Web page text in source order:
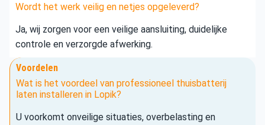
Wordt het werk veilig en netjes opgeleverd?
Ja, wij zorgen voor een veilige aansluiting, duidelijke
controle en verzorgde afwerking.
Voordelen
Wat is het voordeel van professioneel thuisbatterij
laten installeren in Lopik?
U voorkomt onveilige situaties, overbelasting en